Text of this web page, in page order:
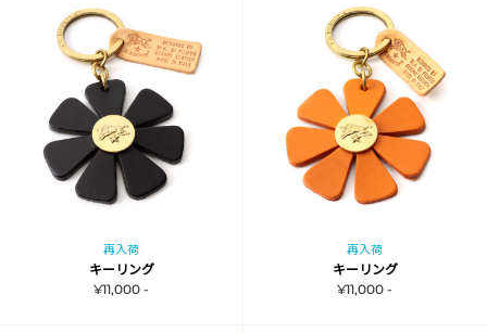
再入荷
キーリング
¥11,000 -
再入荷
キーリング
¥11,000 -